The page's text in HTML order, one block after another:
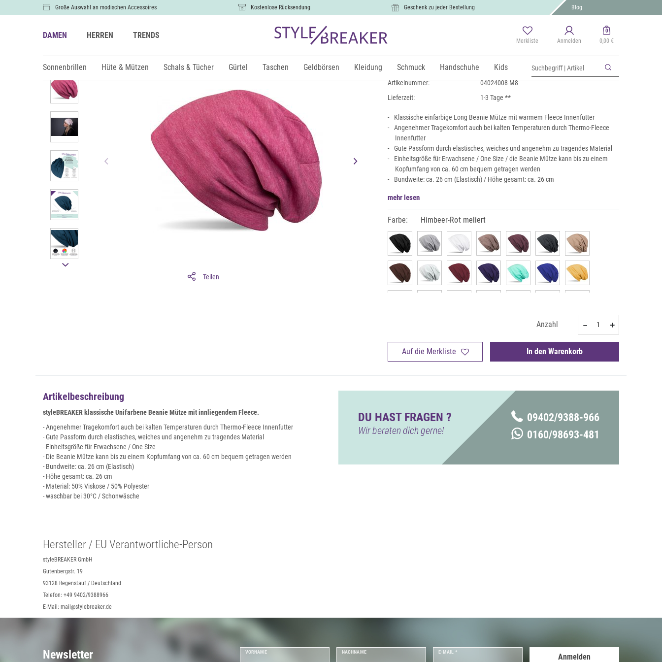
Große Auswahl an modischen Accessoires Kostenlose Rücksendung Geschenk zu jeder Bestellung Blog
DAMEN HERREN TRENDS
Merkliste Anmelden
0
0,00 €
Sonnenbrillen Hüte & Mützen Schals & Tücher Gürtel Taschen Geldbörsen Kleidung Schmuck Handschuhe Kids
Teilen
Unifarbene Beanie Mütze mit Fleece
11,99 €
inkl. MwSt., zzgl.Versand
Artikelnummer:
04024008-M8
Lieferzeit:
1-3 Tage **
Klassische einfarbige Long Beanie Mütze mit warmem Fleece Innenfutter
Angenehmer Tragekomfort auch bei kalten Temperaturen durch Thermo-Fleece
Innenfutter
Gute Passform durch elastisches, weiches und angenehm zu tragendes Material
Einheitsgröße für Erwachsene / One Size / die Beanie Mütze kann bis zu einem
Kopfumfang von ca. 60 cm bequem getragen werden
Bundweite: ca. 26 cm (Elastisch) / Höhe gesamt: ca. 26 cm
mehr lesen
Farbe: Himbeer-Rot meliert
Anzahl
Auf die Merkliste In den Warenkorb
Artikelbeschreibung
styleBREAKER klassische Unifarbene Beanie Mütze mit innliegendem Fleece.
- Angenehmer Tragekomfort auch bei kalten Temperaturen durch Thermo-Fleece Innenfutter
- Gute Passform durch elastisches, weiches und angenehm zu tragendes Material
- Einheitsgröße für Erwachsene / One Size
- Die Beanie Mütze kann bis zu einem Kopfumfang von ca. 60 cm bequem getragen werden
- Bundweite: ca. 26 cm (Elastisch)
- Höhe gesamt: ca. 26 cm
- Material: 50% Viskose / 50% Polyester
- waschbar bei 30°C / Schonwäsche
DU HAST FRAGEN ?
Wir beraten dich gerne!
09402/9388-966
0160/98693-481
Hersteller / EU Verantwortliche-Person
styleBREAKER GmbH
Gutenbergstr. 19
93128 Regenstauf / Deutschland
Telefon: +49 9402/9388966
E-Mail: mail@stylebreaker.de
Newsletter VORNAME NACHNAME E-MAIL *
Anmelden